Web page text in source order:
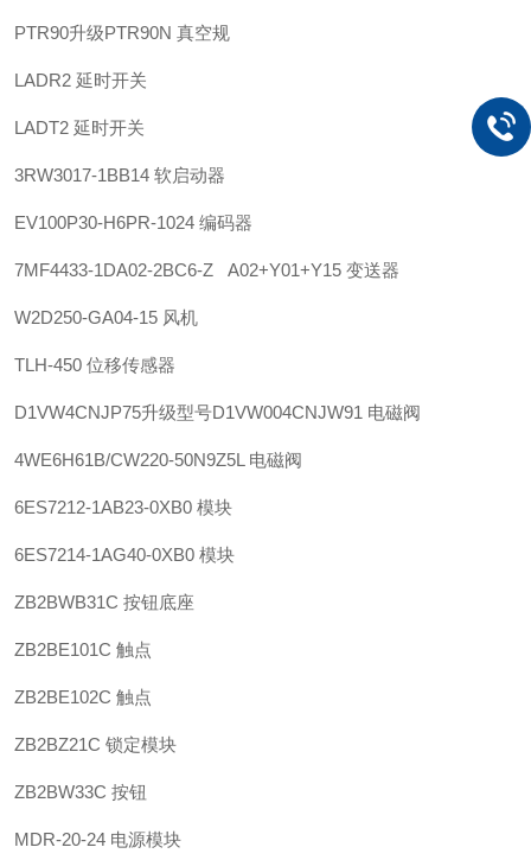
PTR90升级PTR90N 真空规
LADR2 延时开关
LADT2 延时开关
3RW3017-1BB14 软启动器
EV100P30-H6PR-1024 编码器
7MF4433-1DA02-2BC6-Z A02+Y01+Y15 变送器
W2D250-GA04-15 风机
TLH-450 位移传感器
D1VW4CNJP75升级型号D1VW004CNJW91 电磁阀
4WE6H61B/CW220-50N9Z5L 电磁阀
6ES7212-1AB23-0XB0 模块
6ES7214-1AG40-0XB0 模块
ZB2BWB31C 按钮底座
ZB2BE101C 触点
ZB2BE102C 触点
ZB2BZ21C 锁定模块
ZB2BW33C 按钮
MDR-20-24 电源模块